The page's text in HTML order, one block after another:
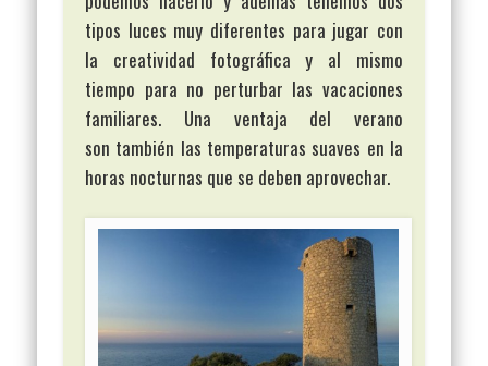
tipos luces muy diferentes para jugar con
la creatividad fotográfica y al mismo
tiempo para no perturbar las vacaciones
familiares. Una ventaja del verano
son también las temperaturas suaves en la
horas nocturnas que se deben aprovechar.